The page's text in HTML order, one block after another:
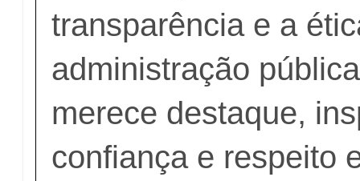
transparência e a
administração
merece destaque,
confiança e respeito